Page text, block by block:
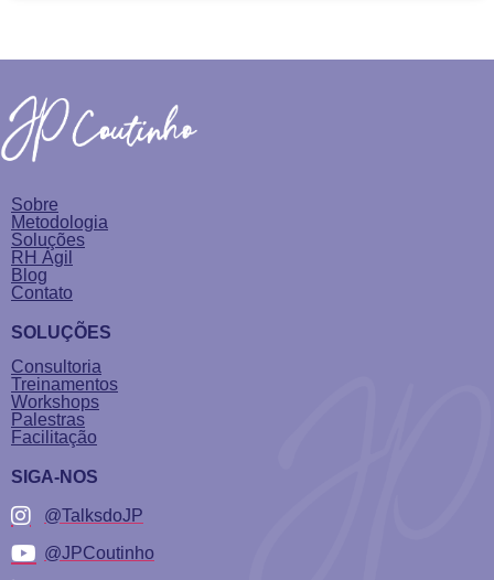
Sobre
Metodologia
Soluções
RH Ágil
Blog
Contato
SOLUÇÕES
Consultoria
Treinamentos
Workshops
Palestras
Facilitação
SIGA-NOS
@TalksdoJP
@JPCoutinho